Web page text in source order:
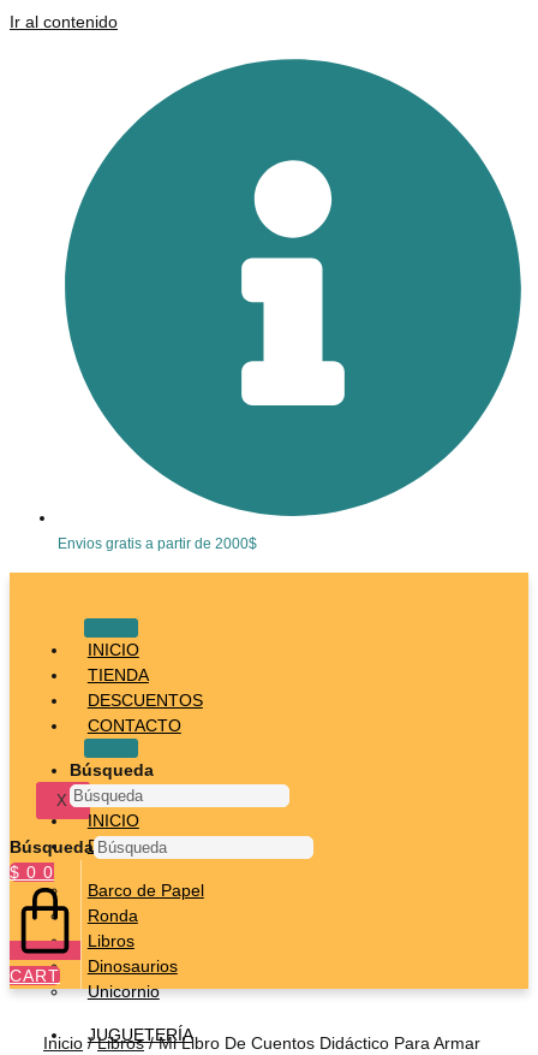
Ir al contenido
Envios gratis a partir de 2000$
INICIO
TIENDA
DESCUENTOS
CONTACTO
X
Búsqueda
INICIO
DESTACADOS
Barco de Papel
Ronda
Libros
Dinosaurios
Unicornio
JUGUETERÍA
Búsqueda
$ 0 0
CART
Inicio/Libros/ Mi Libro De Cuentos Didáctico Para Armar